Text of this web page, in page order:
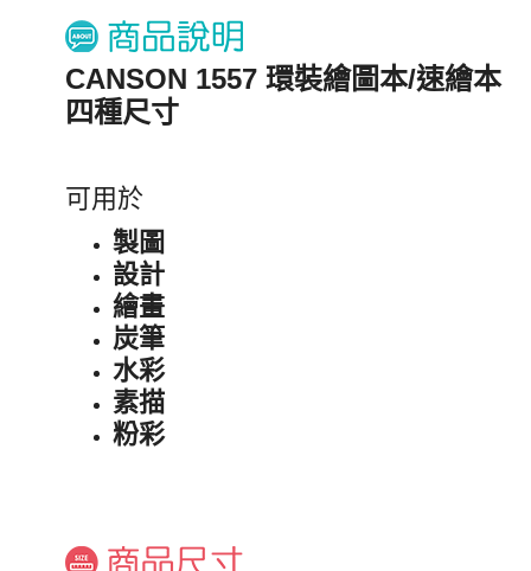
CANSON 1557 環裝繪圖本/速繪本
四種尺寸
可用於
製圖
設計
繪畫
炭筆
水彩
素描
粉彩